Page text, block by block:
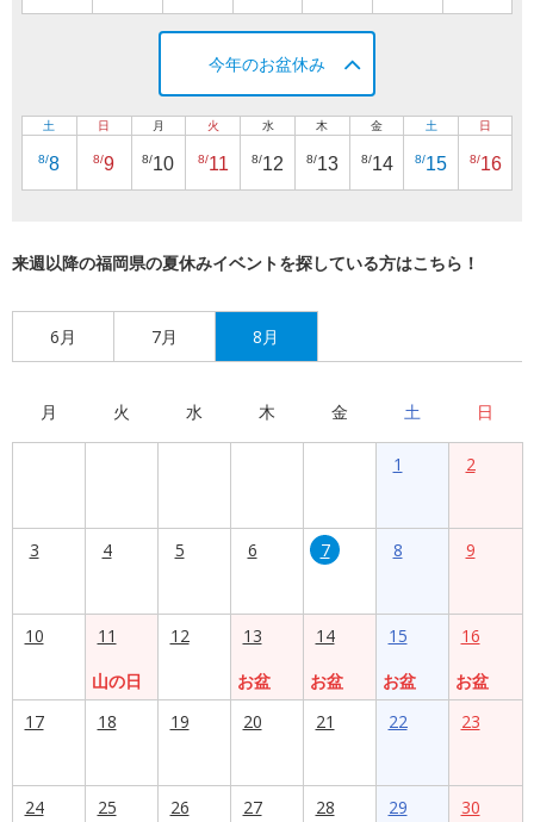
今年のお盆休み
土
8/8
日
8/9
月
8/10
火
8/11
水
8/12
木
8/13
金
8/14
土
8/15
日
8/16
来週以降の福岡県の夏休みイベントを探している方はこちら！
6月 7月 8月
月 火 水 木 金 土 日
1 2
3 4 5 6 7 8 9
10
11
山の日
12
13
お盆
14
お盆
15
お盆
16
お盆
17
18 19 20 21 22 23
24 25 26 27 28 29 30